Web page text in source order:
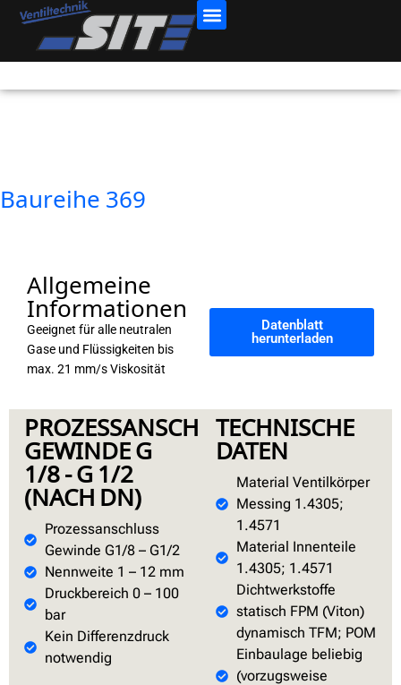
Baureihe 369
Allgemeine
Informationen
Geeignet für alle neutralen
Gase und Flüssigkeiten bis
max. 21 mm/s Viskosität
Datenblatt
herunterladen
PROZESSANSCHLUSS
GEWINDE G
1/8 - G 1/2
(NACH DN)
Prozessanschluss
Gewinde G1/8 – G1/2
Nennweite 1 – 12 mm
Druckbereich 0 – 100
bar
Kein Differenzdruck
notwendig
TECHNISCHE
DATEN
Material Ventilkörper
Messing 1.4305;
1.4571
Material Innenteile
1.4305; 1.4571
Dichtwerkstoffe
statisch FPM (Viton)
dynamisch TFM; POM
Einbaulage beliebig
(vorzugsweise